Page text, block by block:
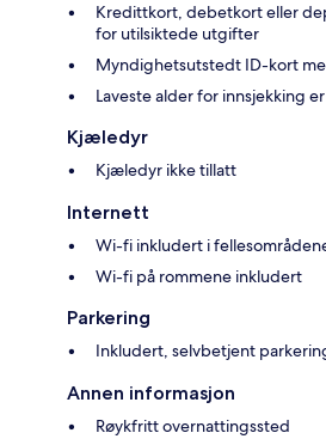
Kredittkort, debetkort eller
for utilsiktede utgifter
Myndighetsutstedt ID-kort
Laveste alder for innsjekking er
Kjæledyr
Kjæledyr ikke tillatt
Internett
Wi-fi inkludert i
Wi-fi på rommene inkludert
Parkering
Inkludert, selvbetjent
Annen informasjon
Røykfritt overnattingssted